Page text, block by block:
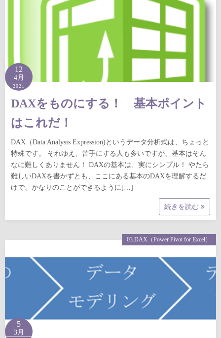
12
4月
2021
DAXをものにする！ 基本ポイント
はこれだ！
DAX（Data Analysis Expression)というデータ分析式は、ちょっと
特殊です。 それゆえ、苦手にする人も多いですが、基本はそん
なに難しくありません！ DAXの基本は、実にシンプル！ やたら
難しいDAXを書かずとも、ここにある基本のDAXを理解するだ
けで、かなりのことができるように[…]
続きを読む
03.DAX（Power Pivot for Excel）
5
3月